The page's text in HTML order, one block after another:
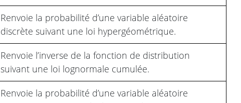
Renvoie la probabilité d’une variable aléatoire
discrète suivant une loi hypergéométrique.
Renvoie l’inverse de la fonction de distribution
suivant une loi lognormale cumulée.
Renvoie la probabilité d’une variable aléatoire